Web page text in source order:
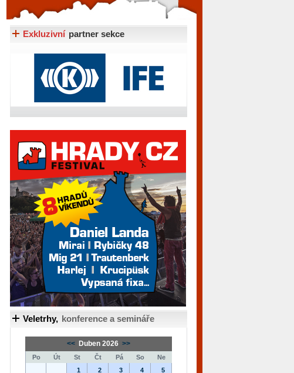
Exkluzivní partner sekce
Veletrhy, konference a semináře
<< Duben 2026 >>
Po Út St Čt Pá So
Ne
1
2 3 4 5